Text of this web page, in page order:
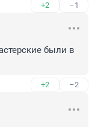
+2 –1
были в
+2 –2